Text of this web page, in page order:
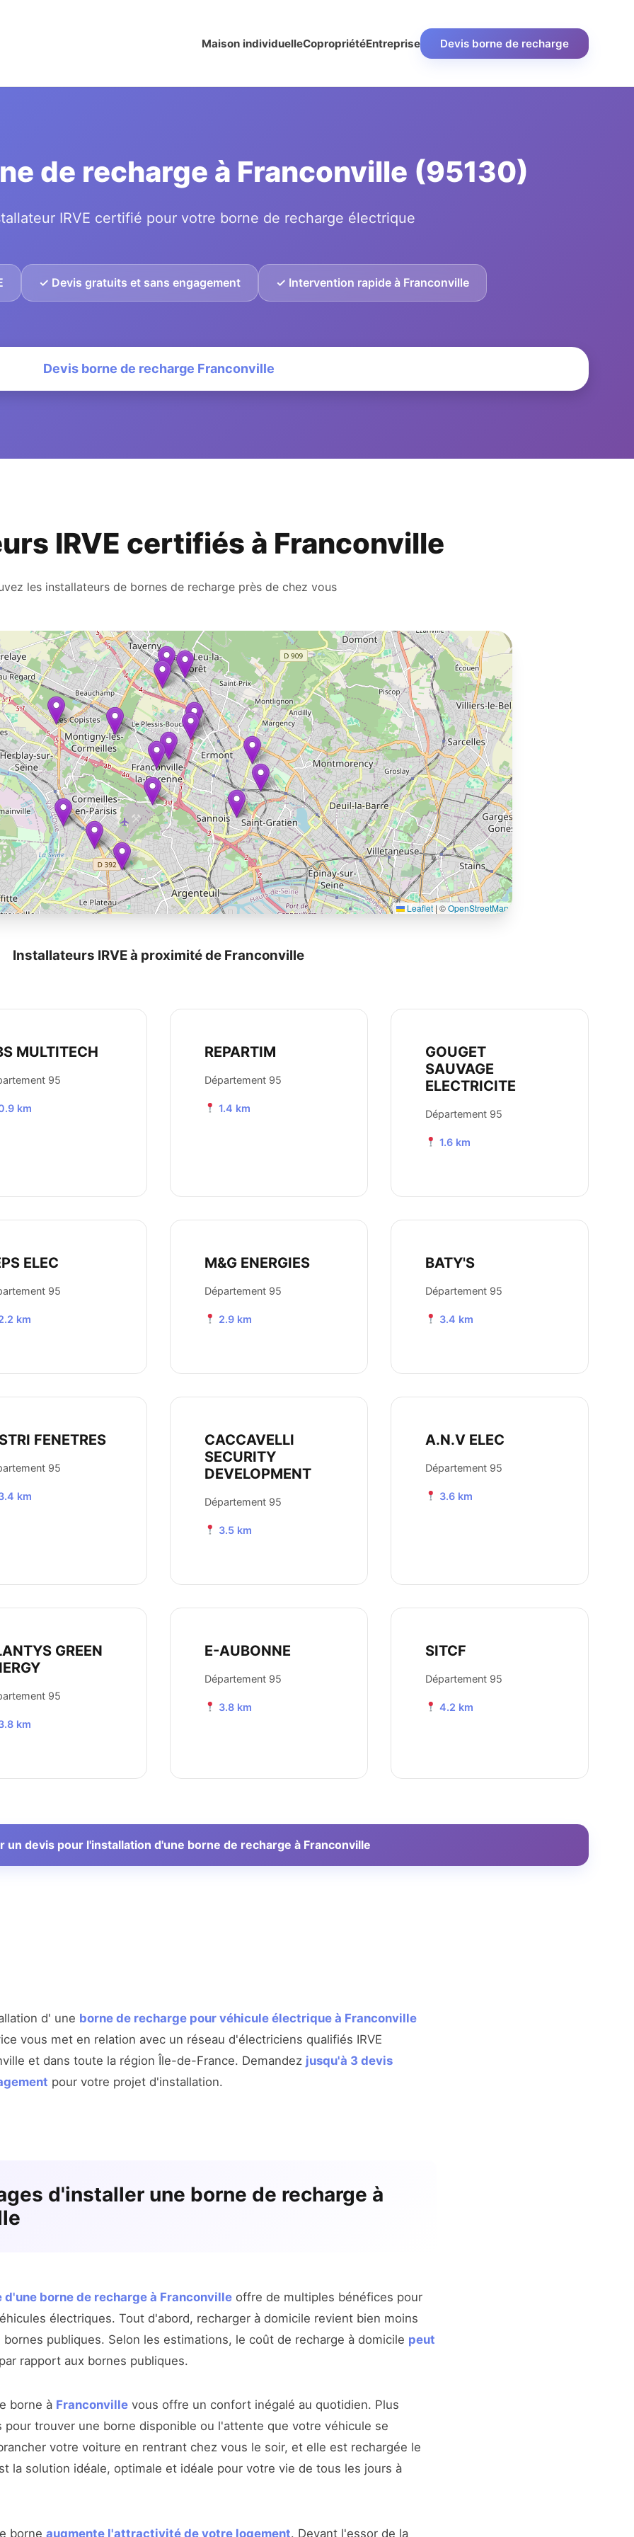
Maison individuelleCopropriétéEntreprise Devis borne de recharge
de recharge à Franconville (95130)
IRVE certifié pour votre borne de recharge électrique
✓ Devis gratuits et sans engagement ✓ Intervention rapide à Franconville
Devis borne de recharge Franconville
IRVE certifiés à Franconville
les installateurs de bornes de recharge près de chez vous
Leaflet |©OpenStreetMap
Installateurs IRVE à proximité de Franconville
MULTITECH
95
km
REPARTIM
Département 95
1.4 km
GOUGET
SAUVAGE
ELECTRICITE
Département 95
1.6 km
ELEC
95
km
M&G ENERGIES
Département 95
2.9 km
BATY'S
Département 95
3.4 km
FENETRES
95
km
CACCAVELLI
SECURITY
DEVELOPMENT
Département 95
3.5 km
A.N.V ELEC
Département 95
3.6 km
GREEN
95
km
E-AUBONNE
Département 95
3.8 km
SITCF
Département 95
4.2 km
un devis pour l'installation d'une borne de recharge à Franconville
d' une borne de recharge pour véhicule électrique à Franconville
vous met en relation avec un réseau d'électriciens qualifiés IRVE
et dans toute la région Île-de-France. Demandez jusqu'à 3 devis
pour votre projet d'installation.
d'installer une borne de recharge à
d'une borne de recharge à Franconville offre de multiples bénéfices pour
électriques. Tout d'abord, recharger à domicile revient bien moins
publiques. Selon les estimations, le coût de recharge à domicile peut
rapport aux bornes publiques.
borne à Franconville vous offre un confort inégalé au quotidien. Plus
pour trouver une borne disponible ou l'attente que votre véhicule se
votre voiture en rentrant chez vous le soir, et elle est rechargée le
la solution idéale, optimale et idéale pour votre vie de tous les jours à
borne augmente l'attractivité de votre logement. Devant l'essor de la